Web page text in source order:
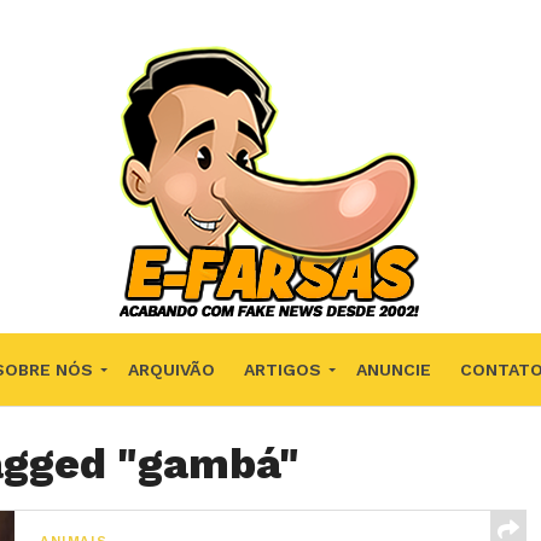
NÓS ARQUIVÃO ARTIGOS ANUNCIE CONTATO
"gambá"